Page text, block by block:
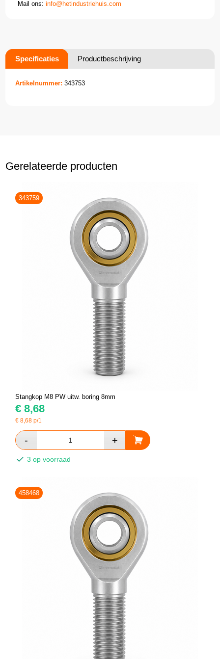
Mail ons:info@hetindustriehuis.com
Specificaties Productbeschrijving
Artikelnummer: 343753
Gerelateerde producten
343759
Stangkop M8 PW uitw. boring 8mm
€ 8,68
€8,68 p/1
3 op voorraad
458468